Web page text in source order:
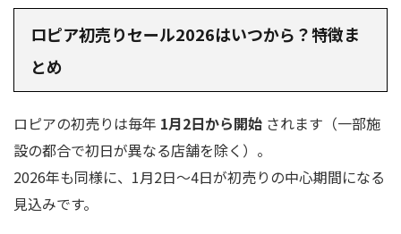
ロピア初売りセール2026はいつから？特徴ま
とめ
ロピアの初売りは毎年 1月2日から開始 されます（一部施
設の都合で初日が異なる店舗を除く）。
2026年も同様に、1月2日〜4日が初売りの中心期間になる
見込みです。